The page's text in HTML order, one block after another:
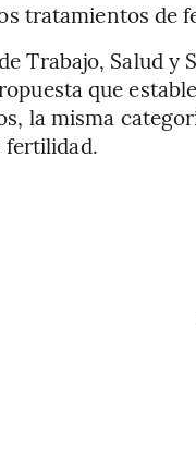
tratamientos
Trabajo, Salud
que
la misma
fertilidad.